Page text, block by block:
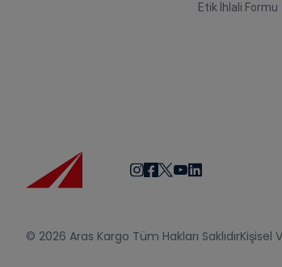
Etik İhlali Formu
© 2026 Aras Kargo Tüm Hakları SaklıdırKişisel